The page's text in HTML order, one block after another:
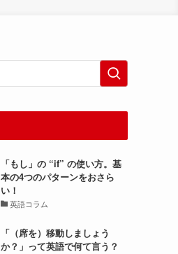
「もし」の “if” の使い方。基
本の4つのパターンをおさら
い！
英語コラム
「（席を）移動しましょう
か？」って英語で何て言う？